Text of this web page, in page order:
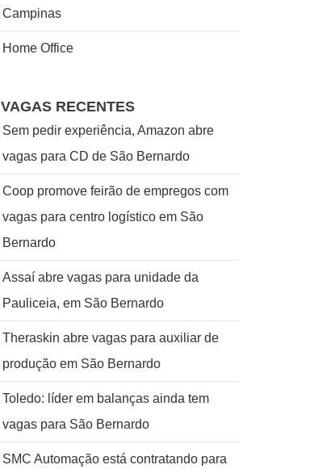
Campinas
Home Office
VAGAS RECENTES
Sem pedir experiência, Amazon abre
vagas para CD de São Bernardo
Coop promove feirão de empregos com
vagas para centro logístico em São
Bernardo
Assaí abre vagas para unidade da
Pauliceia, em São Bernardo
Theraskin abre vagas para auxiliar de
produção em São Bernardo
Toledo: líder em balanças ainda tem
vagas para São Bernardo
SMC Automação está contratando para